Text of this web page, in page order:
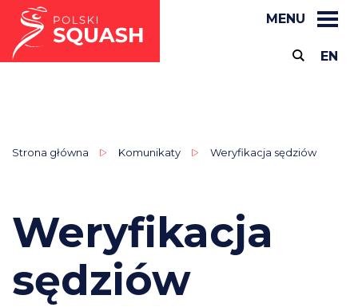
MENU
EN
Strona główna Komunikaty Weryfikacja sędziów
Weryfikacja
sędziów